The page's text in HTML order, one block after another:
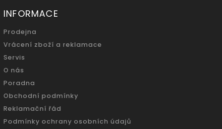
INFORMACE
Prodejna
Vrácení zboží a reklamace
Servis
O nás
Poradna
Obchodní podmínky
Reklamační řád
Podmínky ochrany osobních údajů